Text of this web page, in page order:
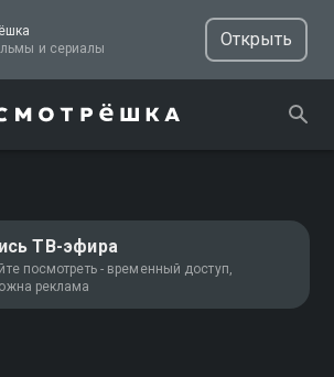
ТВ, фильмы и сериалы
Открыть
ТВ-эфира
посмотреть - временный доступ,
реклама